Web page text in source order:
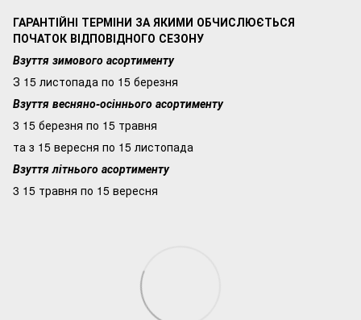
ГАРАНТІЙНІ ТЕРМІНИ ЗА ЯКИМИ ОБЧИСЛЮЄТЬСЯ
ПОЧАТОК ВІДПОВІДНОГО СЕЗОНУ
Взуття зимового асортименту
З 15 листопада по 15 березня
Взуття весняно-осіннього асортименту
3 15 березня по 15 травня
та з 15 вересня по 15 листопада
Взуття літнього асортименту
3 15 травня по 15 вересня